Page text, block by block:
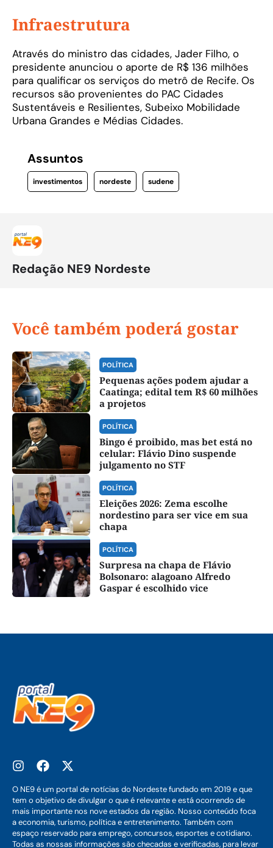
Infraestrutura
Através do ministro das cidades, Jader Filho, o
presidente anunciou o aporte de R$ 136 milhões
para qualificar os serviços do metrô de Recife. Os
recursos são provenientes do PAC Cidades
Sustentáveis e Resilientes, Subeixo Mobilidade
Urbana Grandes e Médias Cidades.
Assuntos
investimentos nordeste sudene
Redação NE9 Nordeste
Você também poderá gostar
POLÍTICA
Pequenas ações podem ajudar a
Caatinga; edital tem R$ 60 milhões
a projetos
POLÍTICA
Bingo é proibido, mas bet está no
celular: Flávio Dino suspende
julgamento no STF
POLÍTICA
Eleições 2026: Zema escolhe
nordestino para ser vice em sua
chapa
POLÍTICA
Surpresa na chapa de Flávio
Bolsonaro: alagoano Alfredo
Gaspar é escolhido vice
O NE9 é um portal de notícias do Nordeste fundado em 2019 e que
tem o objetivo de divulgar o que é relevante e está ocorrendo de
mais importante nos nove estados da região. Nosso conteúdo foca
a economia, turismo, política e entretenimento. Também com
espaço reservado para emprego, concursos, esportes e cotidiano.
Todas as nossas informações são checadas e verificadas, para levar